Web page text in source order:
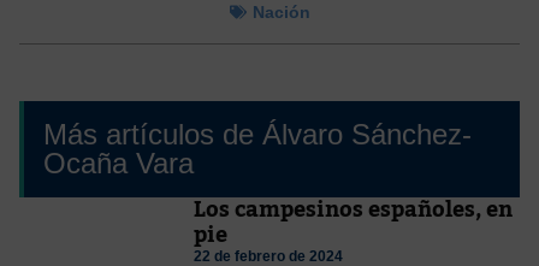
Nación
Más artículos de Álvaro Sánchez-
Ocaña Vara
Los campesinos españoles, en
pie
22 de febrero de 2024